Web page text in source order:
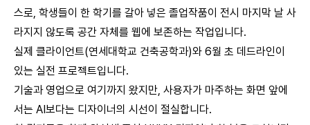
스로, 학생들이 한 학기를 갈아 넣은 졸업작품이 전시 마지막 날 사
라지지 않도록 공간 자체를 웹에 보존하는 작업입니다.
실제 클라이언트(연세대학교 건축공학과)와 6월 초 데드라인이
있는 실전 프로젝트입니다.
기술과 영업으로 여기까지 왔지만, 사용자가 마주하는 화면 앞에
서는 AI보다는 디자이너의 시선이 절실합니다.